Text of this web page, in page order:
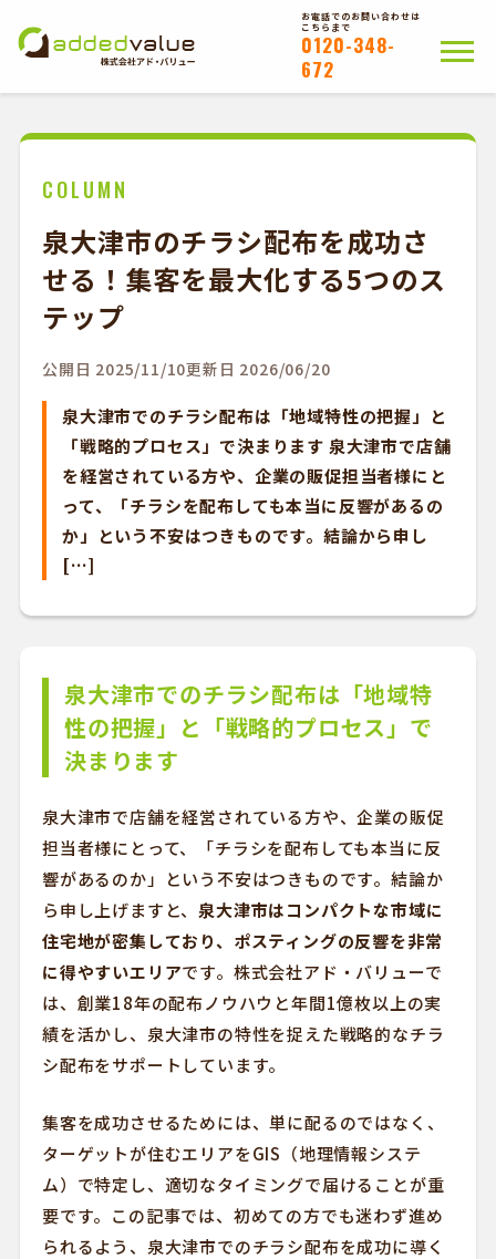
お電話でのお問い合わせは
こちらまで
0120-348-
672
お問い合わせ
かんたんWEB注文
COLUMN
泉大津市のチラシ配布を成功さ
せる！集客を最大化する5つのス
テップ
公開日 2025/11/10更新日 2026/06/20
泉大津市でのチラシ配布は「地域特性の把握」と
「戦略的プロセス」で決まります 泉大津市で店舗
を経営されている方や、企業の販促担当者様にと
って、「チラシを配布しても本当に反響があるの
か」という不安はつきものです。結論から申し
[…]
泉大津市でのチラシ配布は「地域特
性の把握」と「戦略的プロセス」で
決まります
泉大津市で店舗を経営されている方や、企業の販促
担当者様にとって、「チラシを配布しても本当に反
響があるのか」という不安はつきものです。結論か
ら申し上げますと、 泉大津市はコンパクトな市域に
住宅地が密集しており、ポスティングの反響を非常
に得やすいエリアです。株式会社アド・バリューで
は、創業18年の配布ノウハウと年間1億枚以上の実
績を活かし、泉大津市の特性を捉えた戦略的なチラ
シ配布をサポートしています。
集客を成功させるためには、単に配るのではなく、
ターゲットが住むエリアをGIS（地理情報システ
ム）で特定し、適切なタイミングで届けることが重
要です。この記事では、初めての方でも迷わず進め
られるよう、泉大津市でのチラシ配布を成功に導く